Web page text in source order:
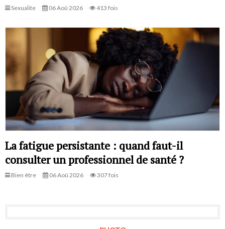
Sexualite 06 Aoû 2026 413 fois
La fatigue persistante : quand faut-il
consulter un professionnel de santé ?
Bien être 06 Aoû 2026 307 fois